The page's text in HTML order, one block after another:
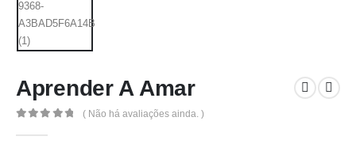
Aprender A Amar
( Não há avaliações ainda. )